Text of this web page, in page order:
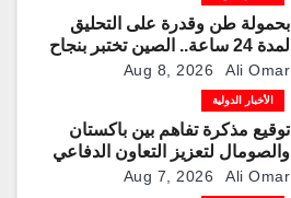
بحمولة طن وقدرة على التحليق
لمدة 24 ساعة.. الصين تختبر بنجاح
مسيّرة “TP200”
Aug 8, 2026 Ali Omar
الأخبار الدولية
توقيع مذكرة تفاهم بين باكستان
والصومال لتعزيز التعاون الدفاعي
Aug 7, 2026 Ali Omar